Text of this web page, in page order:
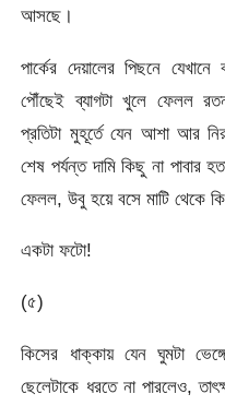
আসছে।
পার্কের দেয়ালের পিছনে
পৌঁছেই ব্যাগটা খুলে ফেলল
প্রতিটা মুহূর্তে যেন আশা আর
শেষ পর্যন্ত দামি কিছু না পাবার
ফেলল, উবু হয়ে বসে মাটি থেকে
একটা ফটো!
(৫)
কিসের ধাক্কায় যেন ঘুমটা
ছেলেটাকে ধরতে না পারলেও,